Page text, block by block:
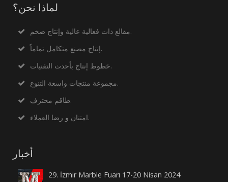
لماذا نحن؟
مقالع ذات فعالية عالية وإنتاج ضخم.
إنتاج مصنع متكامل تماماً.
خطوط إنتاج بأحدث التقنيات.
مجموعة منتجات واسعة التنوع.
طاقم محترف.
امتنان و رضا العملاء.
أخبار
29. İzmir Marble Fuarı 17-20 Nisan 2024